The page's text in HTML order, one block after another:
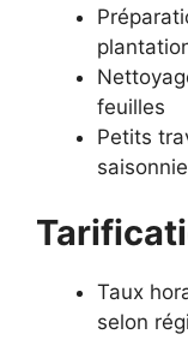
feuilles
Petits
Taux
selon